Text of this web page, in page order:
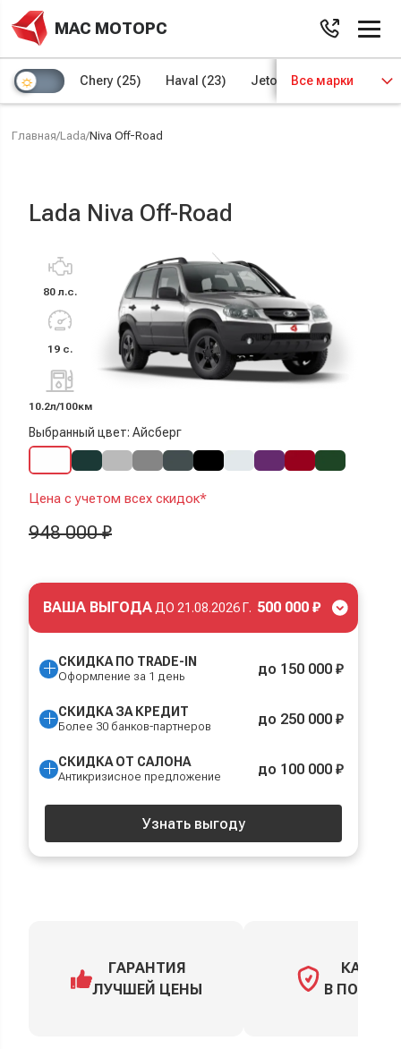
МАС МОТОРС
Chery (25) Haval (23) Jetour (8) Kaiyi (4)
Все марки
Главная/Lada/Niva Off-Road
Lada Niva Off-Road
80 л.с.
19 с.
10.2л/100км
Выбранный цвет: Айсберг
Цена с учетом всех скидок*
948 000 ₽
ВАША ВЫГОДА ДО 21.08.2026 Г. 500 000 ₽
СКИДКА ПО TRADE-IN
Оформление за 1 день до 150 000 ₽
СКИДКА ЗА КРЕДИТ
Более 30 банков-партнеров до 250 000 ₽
СКИДКА ОТ САЛОНА
Антикризисное предложение до 100 000 ₽
Узнать выгоду
ГАРАНТИЯ
ЛУЧШЕЙ ЦЕНЫ
КАСКО
В